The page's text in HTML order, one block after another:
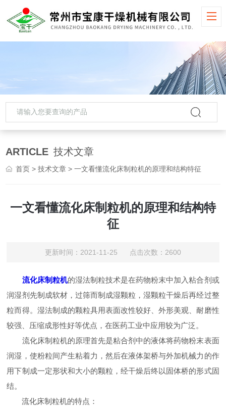
ARTICLE 技术文章
首页 >技术文章 > 一文看懂流化床制粒机的原理和结构特征
一文看懂流化床制粒机的原理和结构特
征
更新时间：2021-11-25 点击次数：2600
流化床制粒机的湿法制粒技术是在药物粉末中加入粘合剂或
润湿剂先制成软材，过筛而制成湿颗粒，湿颗粒干燥后再经过整
粒而得。湿法制成的颗粒具用表面改性较好、外形美观、耐磨性
较强、压缩成形性好等优点，在医药工业中应用较为广泛。
流化床制粒机的原理首先是粘合剂中的液体将药物粉末表面
润湿，使粉粒间产生粘着力，然后在液体架桥与外加机械力的作
用下制成一定形状和大小的颗粒，经干燥后终以固体桥的形式固
结。
流化床制粒机的特点：